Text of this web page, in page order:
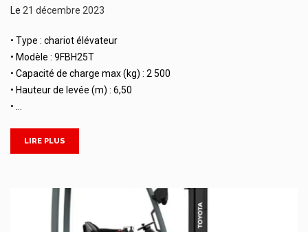
Le 21 décembre 2023
• Type : chariot élévateur
• Modèle : 9FBH25T
• Capacité de charge max (kg) : 2 500
• Hauteur de levée (m) : 6,50
• …
LIRE PLUS